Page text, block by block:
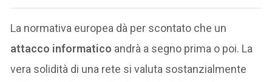
La normativa europea dà per scontato che un
attacco informatico andrà a segno prima o poi. La
vera solidità di una rete si valuta sostanzialmente